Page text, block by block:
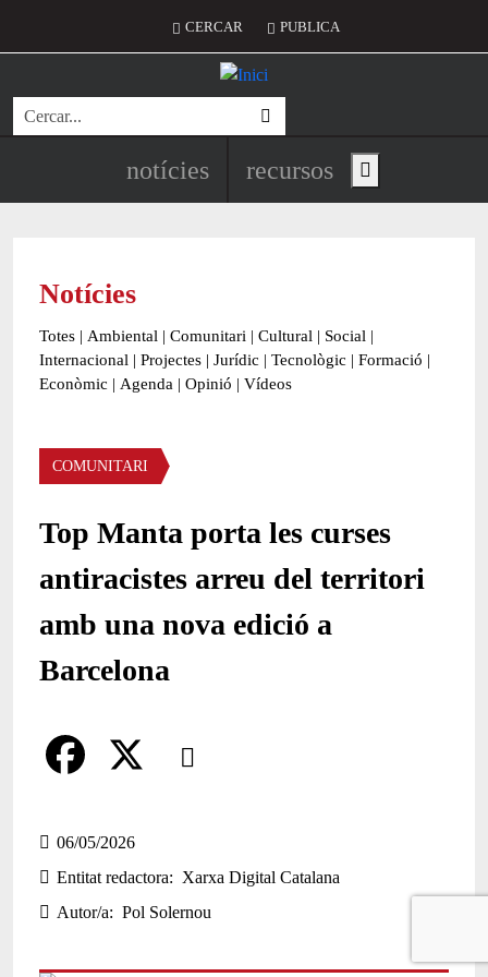
Menú del compte d'usuari
CERCAR PUBLICA
Cerca
Navegació principal de
notícies recursos Show main menu
Notícies
Totes | Ambiental | Comunitari | Cultural | Social |
Internacional | Projectes | Jurídic | Tecnològic | Formació |
Econòmic | Agenda | Opinió | Vídeos
Àmbit de la notícia
COMUNITARI
Top Manta porta les curses
antiracistes arreu del territori
amb una nova edició a
Barcelona
Comparteix
a
c
e
06/05/2026
Entitat redactora
Xarxa Digital Catalana
Autor/a
Pol Solernou